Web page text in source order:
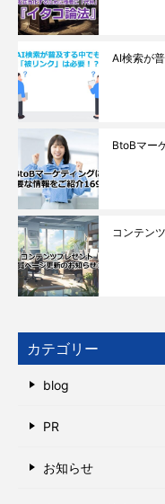
AI検索が
BtoBマー
コンテン
カテゴリー
blog
PR
お知らせ